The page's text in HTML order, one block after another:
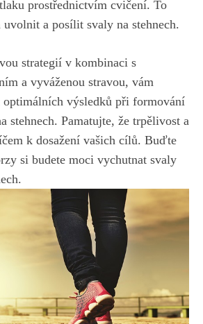
prostřednictvím‌ cvičení. To
uvolnit a ⁢posílit ‌svaly na stehnech.
strategií⁢ v kombinaci​ s
a vyváženou​ stravou,⁤ vám
optimálních výsledků‍ při formování
stehnech. Pamatujte, že⁤ trpělivost a
k‌ dosažení⁢ vašich ⁣cílů. Buďte
si budete moci ‌vychutnat ⁤svaly